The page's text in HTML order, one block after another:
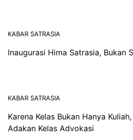
KABAR SATRASIA
Inaugurasi Hima Satrasia, Bukan